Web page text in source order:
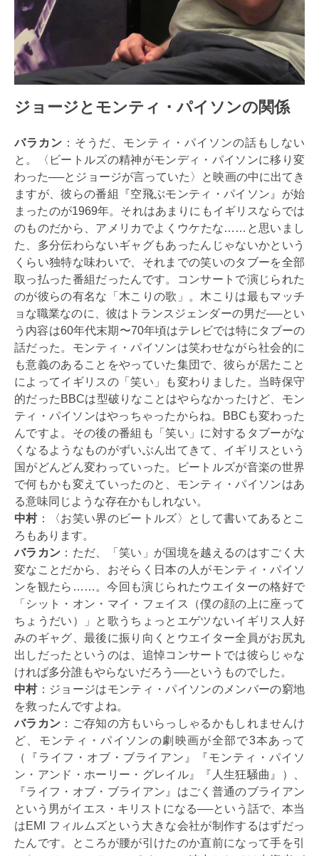
ジョージとモンティ・パイソンの関係
バラカン ：そうだ、モンティ・パイソンの話もしない
と。〈ビートルズの精神がモンディ・パイソンに移り変
わった──とジョージが言っていた〉と映画の中に出てき
ますが、彼らの番組『空飛ぶモンティ・パイソン』が始
まったのが1969年。それはあまりにもイギリスならでは
のものだから、アメリカでよくウケたな……と思いまし
た、多分伝わらないギャグもあったんじゃないかという
くらい独特な味わいで、それまでの笑いのタブーを全部
取っ払った番組だったんです。コンサートで演じられた
のが彼らの有名な「木こりの歌」。木こりは最もマッチ
ョな職業なのに、彼はトランスジェンダーの男だ──とい
う内容は60年代末期〜70年頃はテレビでは特にタブーの
話だった。モンティ・パイソンは笑わせながら社会的に
も意義のあることをやっていた集団で、彼らが居たこと
によってイギリスの「笑い」も変わりました。当時保守
的だったBBCは型破りなことはやらなかったけど、モン
ティ・パイソンはやっちゃったからね。BBCも変わった
んですよ。その後の番組も「笑い」に対するタブーがな
くなるようなものがずいぶん出てきて、イギリスという
国がどんどん変わっていった。ビートルズが音楽の世界
で何もかも変えていったのと、モンティ・パイソンはあ
る意味同じような存在かもしれない。
中村：〈お笑い界のビートルズ〉として書いてあるとこ
ろもあります。
バラカン ：ただ、「笑い」が国境を越えるのはすごく大
変なことだから、おそらく日本の人がモンティ・パイソ
ンを観たら……。今回も演じられたウエイターの格好で
「シット・オン・マイ・フェイス（僕の顔の上に座って
ちょうだい）」と歌うちょっとエゲツないイギリス人好
みのギャグ、最後に振り向くとウエイター全員がお尻丸
出しだったというのは、追悼コンサートでは彼らじゃな
ければ多分誰もやらないだろう──というものでした。
中村：ジョージはモンティ・パイソンのメンバーの窮地
を救ったんですよね。
バラカン ：ご存知の方もいらっしゃるかもしれませんけ
ど、モンティ・パイソンの劇映画が全部で3本あって
（『ライフ・オブ・ブライアン』『モンティ・パイソ
ン・アンド・ホーリー・グレイル』『人生狂騒曲』）、
『ライフ・オブ・ブライアン』はごく普通のブライアン
という男がイエス・キリストになる──という話で、本当
はEMI フィルムズという大きな会社が制作するはずだっ
たんです。ところが腰が引けたのか直前になって手を引